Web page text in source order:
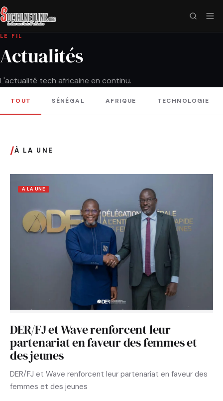
LE FIL
Actualités
L'actualité tech africaine en continu.
TOUT SÉNÉGAL AFRIQUE TECHNOLOGIE
/À LA UNE
A LA UNE
DER/FJ et Wave renforcent leur
partenariat en faveur des femmes et
des jeunes
DER/FJ et Wave renforcent leur partenariat en faveur des
femmes et des jeunes